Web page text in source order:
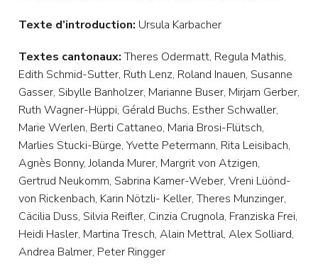
Texte d’introduction: Ursula Karbacher
Textes cantonaux:Theres Odermatt, Regula Mathis,
Edith Schmid-Sutter, Ruth Lenz, Roland Inauen, Susanne
Gasser, Sibylle Banholzer, Marianne Buser, Mirjam Gerber,
Ruth Wagner-Hüppi, Gérald Buchs, Esther Schwaller,
Marie Werlen, Berti Cattaneo, Maria Brosi-Flütsch,
Marlies Stucki-Bürge, Yvette Petermann, Rita Leisibach,
Agnès Bonny, Jolanda Murer, Margrit von Atzigen,
Gertrud Neukomm, Sabrina Kamer-Weber, Vreni Lüönd-
von Rickenbach, Karin Nötzli- Keller, Theres Munzinger,
Cäcilia Duss, Silvia Reifler, Cinzia Crugnola, Franziska Frei,
Heidi Hasler, Martina Tresch, Alain Mettral, Alex Solliard,
Andrea Balmer, Peter Ringger